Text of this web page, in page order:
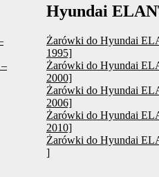
Hyundai
Żarówki do Hyundai
1995]
Żarówki do Hyundai
2000]
Żarówki do Hyundai
2006]
Żarówki do Hyundai
2010]
Żarówki do Hyundai
]